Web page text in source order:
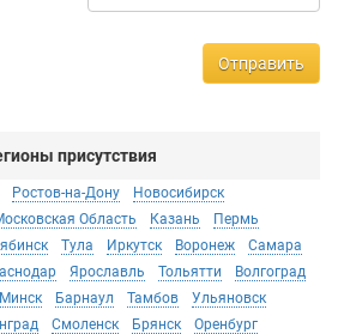
Отправить
присутствия
Ростов-на-Дону
Новосибирск
Область Казань
Пермь
Тула Иркутск Воронеж
Самара
Ярославль Тольятти
Волгоград
Минск Барнаул Тамбов
Ульяновск
Смоленск Брянск
Оренбург